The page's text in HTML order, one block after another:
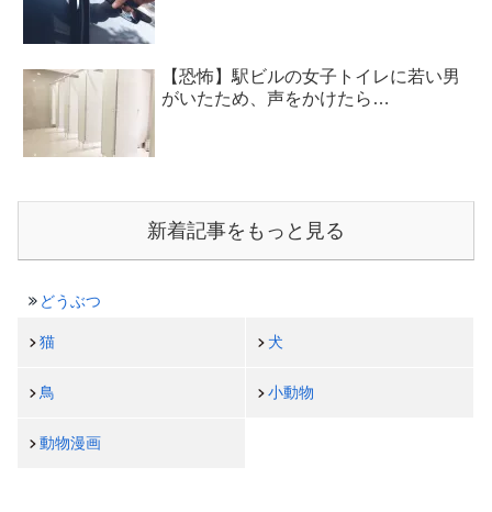
【恐怖】駅ビルの女子トイレに若い男
がいたため、声をかけたら…
新着記事をもっと見る
どうぶつ
猫 犬
鳥 小動物
動物漫画